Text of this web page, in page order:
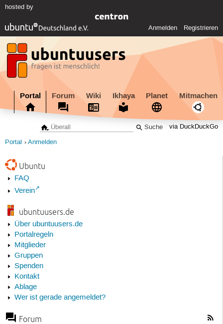
hosted by
Anmelden Registrieren
Portal Forum Wiki Ikhaya Planet Mitmachen
via DuckDuckGo
Portal Anmelden
Ubuntu
FAQ
Verein
ubuntuusers.de
Über ubuntuusers.de
Portalregeln
Mitglieder
Gruppen
Spenden
Kontakt
Ablage
Wer ist gerade angemeldet?
Forum